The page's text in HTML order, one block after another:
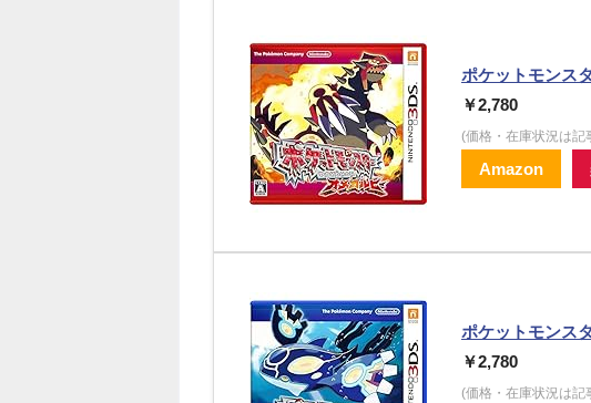
ポケットモンス
￥2,780
(価格・在庫状況は記
Amazon
ポケットモンス
￥2,780
(価格・在庫状況は記